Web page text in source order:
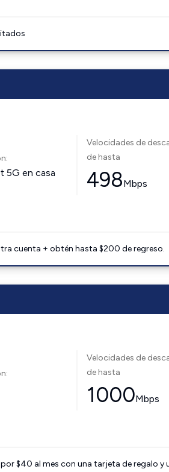
5G en casa
Velocidades de
de hasta
498Mbps
cuenta + obtén hasta $200 de regreso.
Velocidades de
de hasta
1000Mbps
$40 al mes con una tarjeta de regalo